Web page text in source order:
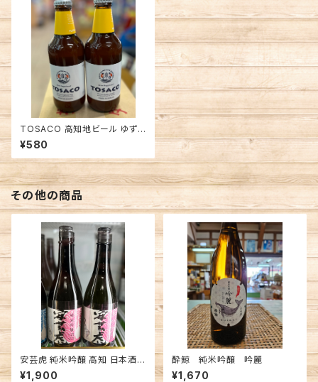
TOSACO 高知地ビール ゆず
ペールエール 高知ゆず使用 爽
やかなシトラス感
¥580
その他の商品
安芸虎 純米吟醸 高知 日本酒 7
20ml
¥1,900
酔鯨 純米吟醸 吟麗
¥1,670